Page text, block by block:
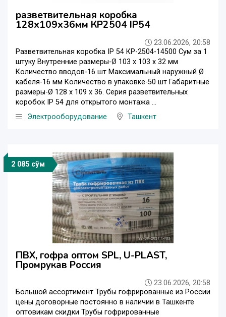
разветвительная коробка
128x109x36мм КР2504 IP54
23.06.2026, 20:58
Разветвительная коробка IP 54 КР-2504-14500 Сум за 1
штуку Внутренние размеры-Ø 103 x 103 x 32 мм
Количество вводов-16 шт Максимальный наружный Ø
кабеля-16 мм Количество в упаковке-50 шт Габаритные
размеры-Ø 128 x 109 x 36. Серия разветвительных
коробок IP 54 для открытого монтажа ...
Электрооборудование
Ташкент
2 085 сўм
ПВХ, гофра оптом SPL, U-PLAST,
Промрукав Россия
23.06.2026, 20:58
Большой ассортимент Трубы гофрированные из России
цены договорные постоянно в наличии в Ташкенте
оптовикам скидки Трубы гофрированные